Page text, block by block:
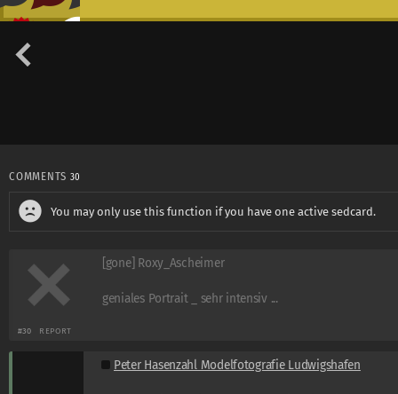
COMMENTS 30
You may only use this function if you have one active sedcard.
[gone] Roxy_Ascheimer
geniales Portrait _ sehr intensiv ...
#30 REPORT
Peter Hasenzahl Modelfotografie Ludwigshafen